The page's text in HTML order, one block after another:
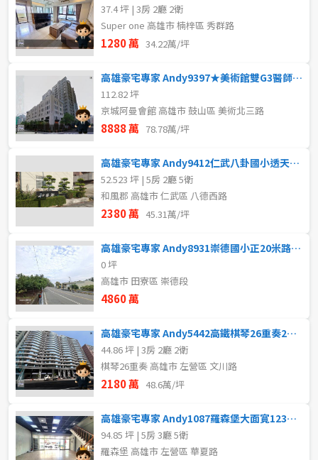
37.4 坪 | 3房 2廳 2衛
Super one 高雄市 楠梓區 秀群路
1280 萬 34.22萬/坪
高雄豪宅專家 Andy9397★美術館雙G3醫師最愛傳家店面
112.82 坪
京城阿曼會館 高雄市 鼓山區 美術北三路
8888 萬 78.78萬/坪
高雄豪宅專家 Andy9412仁武八卦國小透天店住
52.523 坪 | 5房 2廳 5衛
和風郡 高雄市 仁武區 八德西路
2380 萬 45.31萬/坪
高雄豪宅專家 Andy8931崇德國小正20米路三面臨路農地
0 坪
高雄市 田寮區 崇德段
4860 萬
高雄豪宅專家 Andy5442高鐵棋琴26重奏2+1房平車
44.86 坪 | 3房 2廳 2衛
棋琴26重奏 高雄市 左營區 文川路
2180 萬 48.6萬/坪
高雄豪宅專家 Andy1087羅森堡大面寛123樓優質店霸
94.85 坪 | 5房 3廳 5衛
羅森堡 高雄市 左營區 華夏路